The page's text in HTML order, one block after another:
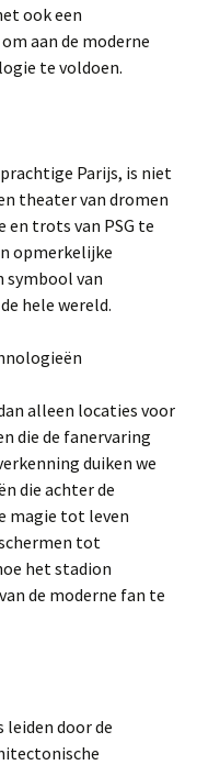
ook een
aan de moderne
te voldoen.
Parijs, is niet
theater van dromen
en trots van PSG te
opmerkelijke
symbool van
hele wereld.
alleen locaties voor
die de fanervaring
duiken we
die achter de
magie tot leven
tot
het stadion
de moderne fan te
leiden door de